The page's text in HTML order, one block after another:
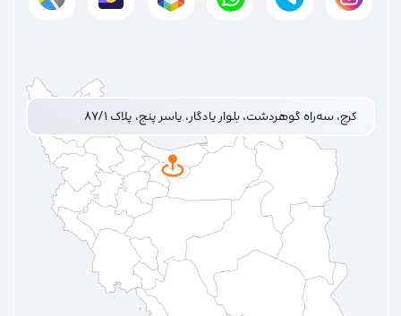
کرج، سه‌راه گوهردشت، بلوار یادگار، یاسر پنج، پلاک ۸۷/۱